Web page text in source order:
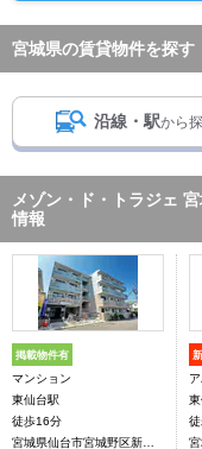
宮城県の賃貸物件を探す
沿線・駅から
メゾン・ド・トラジェ
情報
掲載物件有
マンション
東仙台駅
徒歩16分